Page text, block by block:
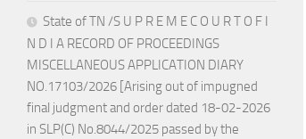
State of TN /S U P R E M E C O U R T O F I
N D I A RECORD OF PROCEEDINGS
MISCELLANEOUS APPLICATION DIARY
NO.17103/2026 [Arising out of impugned
final judgment and order dated 18-02-2026
in SLP(C) No.8044/2025 passed by the